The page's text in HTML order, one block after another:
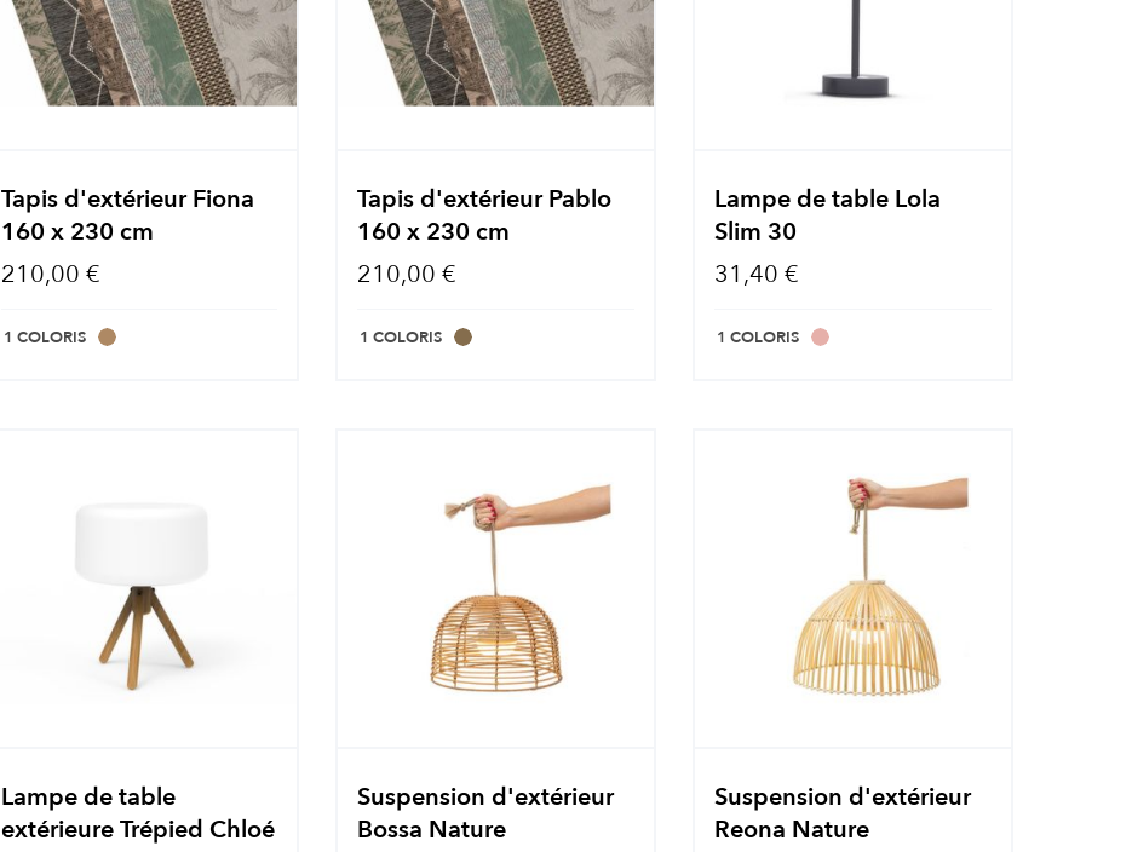
Tapis d'extérieur Fiona
160 x 230 cm
210,00 €
1 COLORIS
Tapis d'extérieur Pablo
160 x 230 cm
210,00 €
1 COLORIS
Lampe de table Lola
Slim 30
31,40 €
1 COLORIS
Lampe de table
extérieure Trépied Chloé
Suspension d'extérieur
Bossa Nature
Suspension d'extérieur
Reona Nature